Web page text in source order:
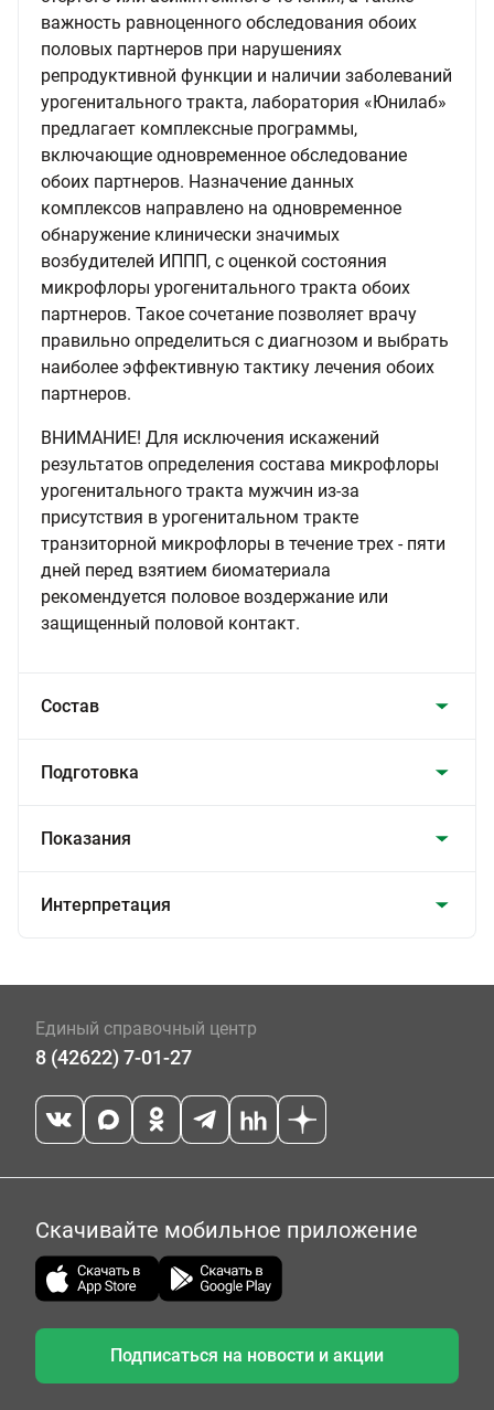
важность равноценного обследования обоих
половых партнеров при нарушениях
репродуктивной функции и наличии заболеваний
урогенитального тракта, лаборатория «Юнилаб»
предлагает комплексные программы,
включающие одновременное обследование
обоих партнеров. Назначение данных
комплексов направлено на одновременное
обнаружение клинически значимых
возбудителей ИППП, с оценкой состояния
микрофлоры урогенитального тракта обоих
партнеров. Такое сочетание позволяет врачу
правильно определиться с диагнозом и выбрать
наиболее эффективную тактику лечения обоих
партнеров.
ВНИМАНИЕ! Для исключения искажений
результатов определения состава микрофлоры
урогенитального тракта мужчин из-за
присутствия в урогенитальном тракте
транзиторной микрофлоры в течение трех - пяти
дней перед взятием биоматериала
рекомендуется половое воздержание или
защищенный половой контакт.
Состав
Подготовка
Показания
Интерпретация
Единый справочный центр
8 (42622) 7-01-27
Скачивайте мобильное приложение
Подписаться на новости и акции